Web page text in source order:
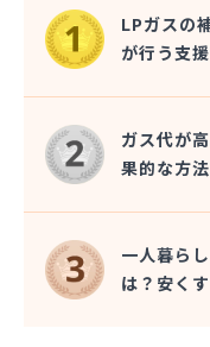
(株)マスダ
(株)マスダエレメン
(株)マルエイ 横浜
(株)ミツウロコ
(株)ミツウロコ 湘
(株)ミツウロコヴ
(株)ミツウロコヴ
(株)ミツウロコヴ
(株)ミツウロコヴ
(株)ミトメ
(株)みなとガス
LPガスの
が行う支
ガス代が
果的な方
一人暮ら
は？安く